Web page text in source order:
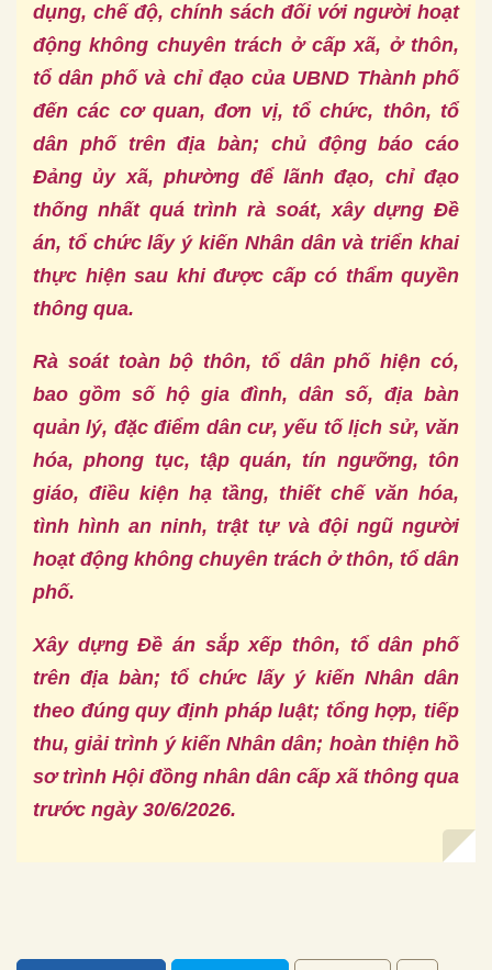
dụng, chế độ, chính sách đối với người hoạt
động không chuyên trách ở cấp xã, ở thôn,
tổ dân phốvà chỉ đạo của UBND Thành phố
đến các cơ quan, đơn vị, tổ chức, thôn, tổ
dân phố trên địa bàn; chủ động báo cáo
Đảng ủy xã, phường để lãnh đạo, chỉ đạo
thống nhất quá trình rà soát, xây dựng Đề
án, tổ chức lấy ý kiến Nhân dân và triển khai
thực hiện sau khi được cấp có thẩm quyền
thông qua.
Rà soát toàn bộ thôn, tổ dân phố hiện có,
bao gồm số hộ gia đình, dân số, địa bàn
quản lý, đặc điểm dân cư, yếu tố lịch sử, văn
hóa, phong tục, tập quán, tín ngưỡng, tôn
giáo, điều kiện hạ tầng, thiết chế văn hóa,
tình hình an ninh, trật tự và đội ngũ người
hoạt động không chuyên trách ở thôn, tổ dân
phố.
Xây dựng Đề án sắp xếp thôn, tổ dân phố
trên địa bàn; tổ chức lấy ý kiến Nhân dân
theo đúng quy định pháp luật; tổng hợp, tiếp
thu, giải trình ý kiến Nhân dân; hoàn thiện hồ
sơ trình Hội đồng nhân dân cấp xã thông qua
trước ngày 30/6/2026.